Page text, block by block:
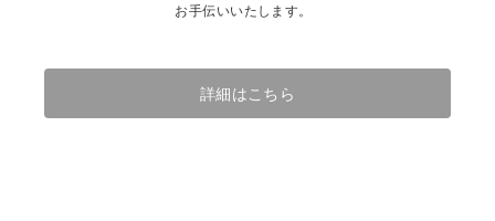
お手伝いいたします。
詳細はこちら